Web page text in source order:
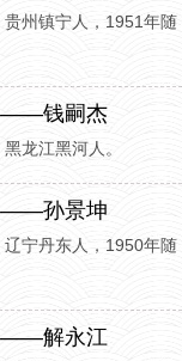
州镇宁人，1951年随
——钱嗣杰
龙江黑河人。
——孙景坤
宁丹东人，1950年随
——解永江